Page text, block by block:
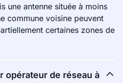
une antenne située à moins
commune voisine peuvent
certaines zones de
opérateur de réseau à